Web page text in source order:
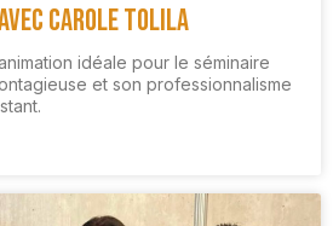
Carole Tolila
idéale pour le séminaire
et son professionnalisme